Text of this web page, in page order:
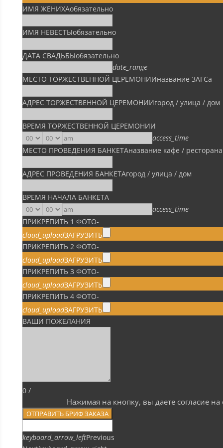
ИМЯ ЖЕНИХАобязательно
ИМЯ НЕВЕСТЫобязательно
ДАТА СВАДЬБЫобязательно
date_range
МЕСТО ТОРЖЕСТВЕННОЙ ЦЕРЕМОНИИназвание ЗАГСа
АДРЕС ТОРЖЕСТВЕННОЙ ЦЕРЕМОНИИгород / улица / дом
ВРЕМЯ ТОРЖЕСТВЕННОЙ ЦЕРЕМОНИИ
access_time
МЕСТО ПРОВЕДЕНИЯ БАНКЕТАназвание кафе / ресторана
АДРЕС ПРОВЕДЕНИЯ БАНКЕТАгород / улица / дом
ВРЕМЯ НАЧАЛА БАНКЕТА
access_time
ПРИКРЕПИТЬ 1 ФОТО-
cloud_uploadЗАГРУЗИТЬ
ПРИКРЕПИТЬ 2 ФОТО-
cloud_uploadЗАГРУЗИТЬ
ПРИКРЕПИТЬ 3 ФОТО-
cloud_uploadЗАГРУЗИТЬ
ПРИКРЕПИТЬ 4 ФОТО-
cloud_uploadЗАГРУЗИТЬ
ВАШИ ПОЖЕЛАНИЯ
0/
Нажимая на кнопку, вы даете согласие
ОТПРАВИТЬ БРИФ ЗАКАЗА
keyboard_arrow_leftPrevious